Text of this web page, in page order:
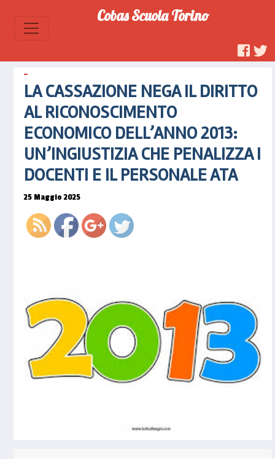
Cobas Scuola Torino
LA CASSAZIONE NEGA IL DIRITTO
AL RICONOSCIMENTO
ECONOMICO DELL’ANNO 2013:
UN’INGIUSTIZIA CHE PENALIZZA I
DOCENTI E IL PERSONALE ATA
25 Maggio 2025
nega-il-
economico-
2013-
uningiustizia-
che-
penalizza-
i-docenti-
e-il-
personale-